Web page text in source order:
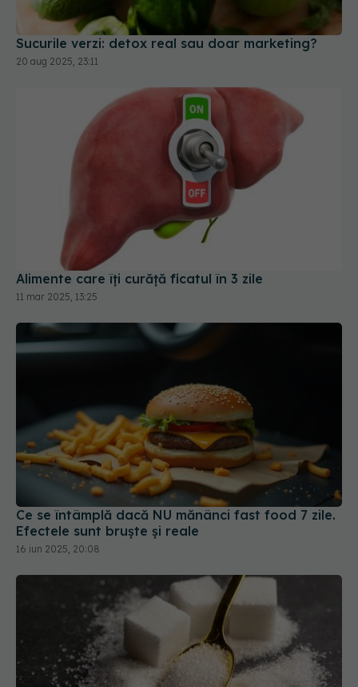
Alimente care îți curăță ficatul în 3 zile
11 mar 2025, 13:25
Ce se întâmplă dacă NU mănânci fast food 7 zile.
Efectele sunt bruște și reale
16 iun 2025, 20:08